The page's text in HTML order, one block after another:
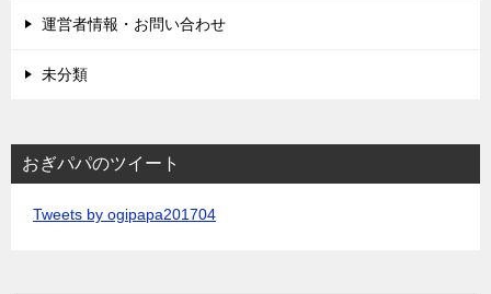
運営者情報・お問い合わせ
未分類
おぎパパのツイート
Tweets by ogipapa201704